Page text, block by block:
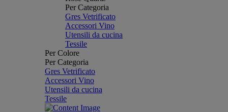
Per Categoria
Gres Vetrificato
Accessori Vino
Utensili da cucina
Tessile
Per Colore
Per Categoria
Gres Vetrificato
Accessori Vino
Utensili da cucina
Tessile